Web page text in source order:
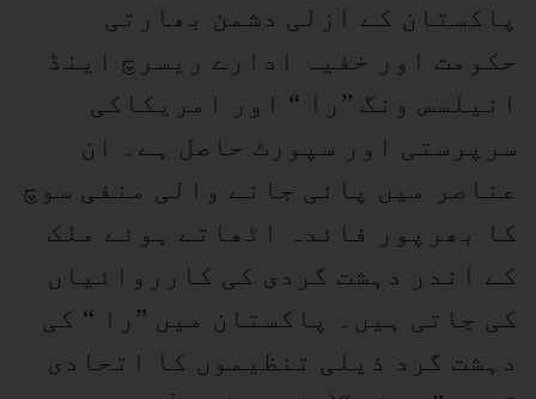
پاکستان کے ازلی دشمن بھارتی
حکومت اور خفیہ ادارے ریسرچ اینڈ
انیلسس ونگ ”را “ اور امریکاکی
سرپرستی اور سپورٹ حاصل ہے۔ ان
عناصر میں پائی جانے والی منفی سوچ
کا بھرپور فائدہ اٹھاتے ہوئے ملک
کے اندر دہشت گردی کی کارروائیاں
کی جاتی ہیں۔ پاکستان میں ”را “ کی
دہشت گرد ذیلی تنظیموں کا اتحادی